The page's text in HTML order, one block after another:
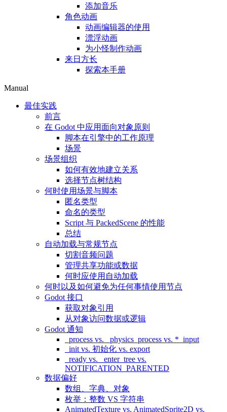
添加音乐
角色动画
动画编辑器的使用
漂浮动画
为小怪制作动画
来日方长
探索本手册
Manual
最佳实践
前言
在 Godot 中应用面向对象原则
脚本在引擎中的工作原理
场景
场景组织
如何有效地建立关系
选择节点树结构
何时使用场景与脚本
匿名类型
命名的类型
Script 与 PackedScene 的性能
总结
自动加载与常规节点
切割音频问题
管理共享功能或数据
何时应使用自动加载
何时以及如何避免为任何事情使用节点
Godot 接口
获取对象引用
从对象访问数据或逻辑
Godot 通知
_process vs. _physics_process vs. *_input
_init vs. 初始化 vs. export
_ready vs. _enter_tree vs.
NOTIFICATION_PARENTED
数据偏好
数组、字典、对象
枚举：整数 VS 字符串
AnimatedTexture vs. AnimatedSprite2D vs.